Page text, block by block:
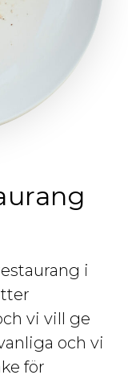
i
vi vill ge
och vi
för